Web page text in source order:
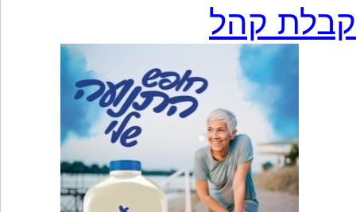
קבלת קהל